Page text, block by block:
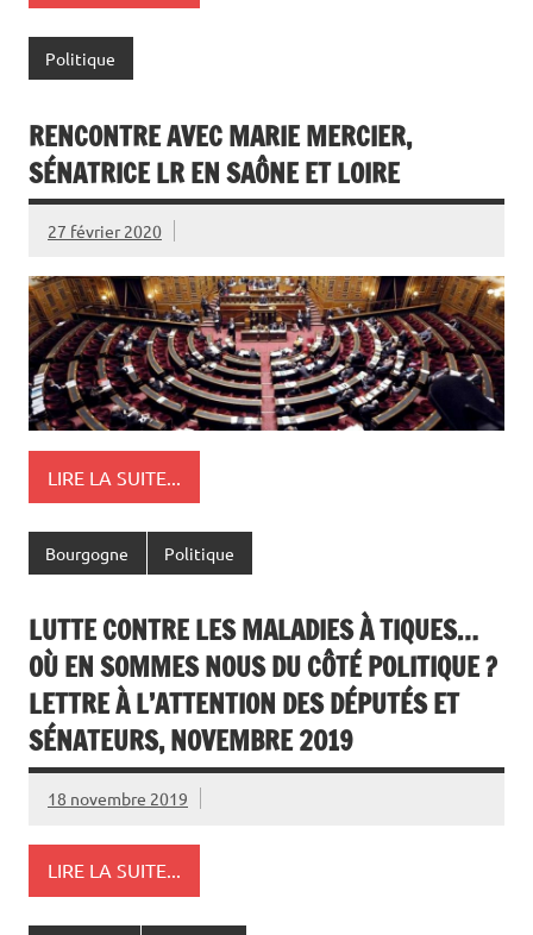
Politique
RENCONTRE AVEC MARIE MERCIER,
SÉNATRICE LR EN SAÔNE ET LOIRE
27 février 2020
LIRE LA SUITE...
Bourgogne Politique
LUTTE CONTRE LES MALADIES À TIQUES…
OÙ EN SOMMES NOUS DU CÔTÉ POLITIQUE ?
LETTRE À L’ATTENTION DES DÉPUTÉS ET
SÉNATEURS, NOVEMBRE 2019
18 novembre 2019
LIRE LA SUITE...